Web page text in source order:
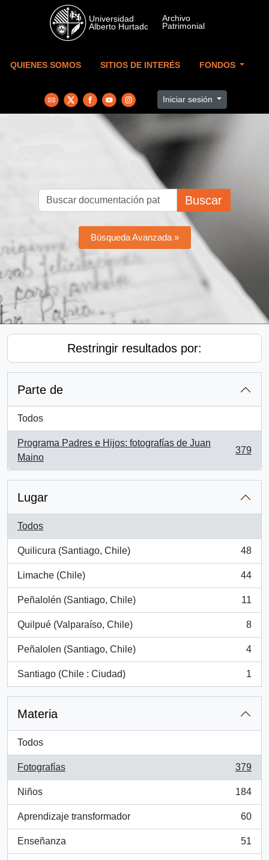
Skip to main content
QUIENES SOMOS SITIOS DE INTERÉS FONDOS
Iniciar sesión
Buscar
Búsqueda Avanzada »
Restringir resultados por:
Parte de
Todos
Programa Padres e Hijos: fotografías de Juan
Maino
, 379 resultados
379
Lugar
Todos
Quilicura (Santiago, Chile)
, 48 resultados
48
Limache (Chile)
, 44 resultados
44
Peñalolén (Santiago, Chile)
, 11 resultados
11
Quilpué (Valparaíso, Chile)
, 8 resultados
8
Peñalolen (Santiago, Chile)
, 4 resultados
4
Santiago (Chile : Ciudad)
, 1 resultados
1
Materia
Todos
Fotografías
, 379 resultados
379
Niños
, 184 resultados
184
Aprendizaje transformador
, 60 resultados
60
Enseñanza
, 51 resultados
51